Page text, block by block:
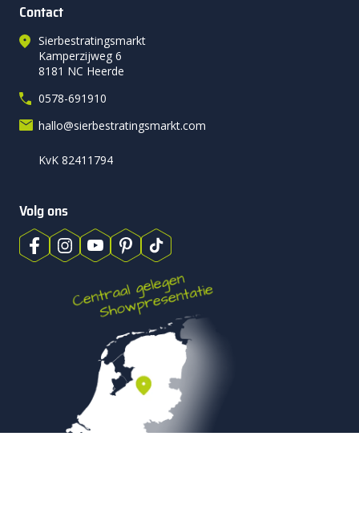
Contact
Sierbestratingsmarkt
Kamperzijweg 6
8181 NC Heerde
0578-691910
hallo@sierbestratingsmarkt.com
KvK 82411794
Volg ons